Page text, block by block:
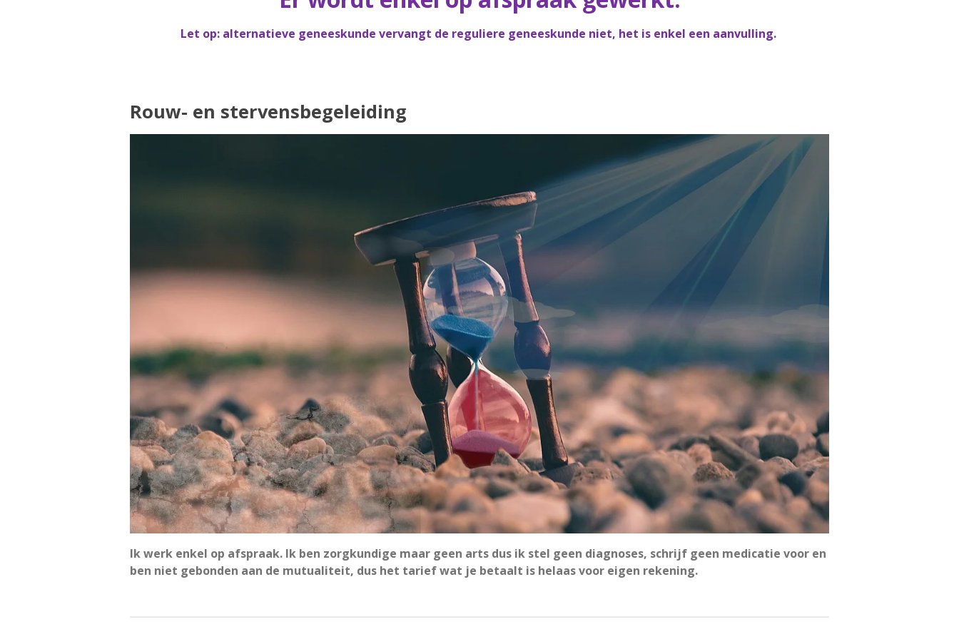
Let op: alternatieve geneeskunde vervangt de reguliere geneeskunde niet, het is enkel een aanvulling.
Rouw- en stervensbegeleiding
Ik werk enkel op afspraak. Ik ben zorgkundige maar geen arts dus ik stel geen diagnoses, schrijf geen medicatie voor en
ben niet gebonden aan de mutualiteit, dus het tarief wat je betaalt is helaas voor eigen rekening.